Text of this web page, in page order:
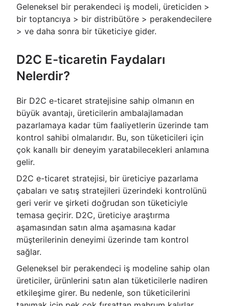
Geleneksel bir perakendeci iş modeli, üreticiden >
bir toptancıya > bir distribütöre > perakendecilere
> ve daha sonra bir tüketiciye gider.
D2C E-ticaretin Faydaları
Nelerdir?
Bir D2C e-ticaret stratejisine sahip olmanın en
büyük avantajı, üreticilerin ambalajlamadan
pazarlamaya kadar tüm faaliyetlerin üzerinde tam
kontrol sahibi olmalarıdır. Bu, son tüketicileri için
çok kanallı bir deneyim yaratabilecekleri anlamına
gelir.
D2C e-ticaret stratejisi, bir üreticiye pazarlama
çabaları ve satış stratejileri üzerindeki kontrolünü
geri verir ve şirketi doğrudan son tüketiciyle
temasa geçirir. D2C, üreticiye araştırma
aşamasından satın alma aşamasına kadar
müşterilerinin deneyimi üzerinde tam kontrol
sağlar.
Geleneksel bir perakendeci iş modeline sahip olan
üreticiler, ürünlerini satın alan tüketicilerle nadiren
etkileşime girer. Bu nedenle, son tüketicilerini